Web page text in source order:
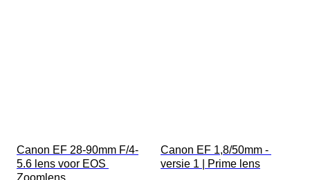
Canon EF 28-90mm F/4-
5.6 lens voor EOS
Canon EF 1,8/50mm -
versie 1 | Prime lens